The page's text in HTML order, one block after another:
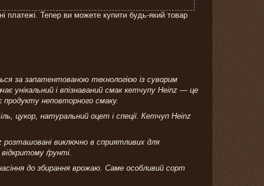
платежі. Тепер ви можете купити будь-який товар
за запатентованою технологією із суворим
унікальний і впізнаваний смак кетчупу Heinz — це
продукту неповторного смаку.
цукор, натуральний оцет і спеції. Кетчуп Heinz
виключно в сприятливих для
ґрунті.
до збирання врожаю. Саме особливий сорт